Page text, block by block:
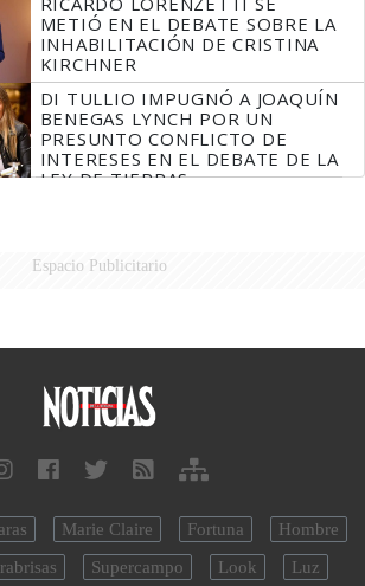
MARIDO
METIÓ EN EL DEBATE SOBRE LA
INHABILITACIÓN DE CRISTINA
KIRCHNER
DI TULLIO IMPUGNÓ A JOAQUÍN
BENEGAS LYNCH POR UN
PRESUNTO CONFLICTO DE
INTERESES EN EL DEBATE DE LA
LEY DE TIERRAS
Espacio Publicitario
Marie Claire Fortuna
Hombre
Supercampo Look Luz